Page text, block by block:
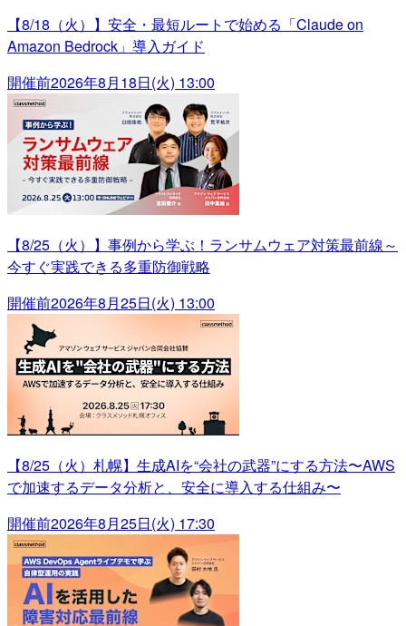
【8/18（火）】安全・最短ルートで始める「Claude on
Amazon Bedrock」導入ガイド
開催前2026年8月18日(火) 13:00
【8/25（火）】事例から学ぶ！ランサムウェア対策最前線～
今すぐ実践できる多重防御戦略
開催前2026年8月25日(火) 13:00
【8/25（火）札幌】生成AIを“会社の武器”にする方法〜AWS
で加速するデータ分析と、安全に導入する仕組み〜
開催前2026年8月25日(火) 17:30